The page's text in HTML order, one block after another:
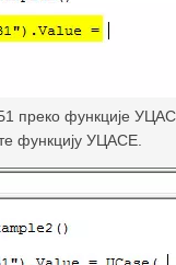
преко функције
функцију УЦАСЕ.